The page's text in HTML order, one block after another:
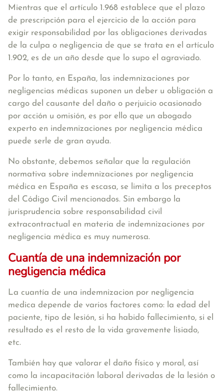
Mientras que el artículo 1.968 establece que el plazo
de prescripción para el ejercicio de la acción para
exigir responsabilidad por las obligaciones derivadas
de la culpa o negligencia de que se trata en el artículo
1.902, es de un año desde que lo supo el agraviado.
Por lo tanto, en España, las indemnizaciones por
negligencias médicas suponen un deber u obligación a
cargo del causante del daño o perjuicio ocasionado
por acción u omisión, es por ello que un abogado
experto en indemnizaciones por negligencia médica
puede serle de gran ayuda.
No obstante, debemos señalar que la regulación
normativa sobre indemnizaciones por negligencia
médica en España es escasa, se limita a los preceptos
del Código Civil mencionados. Sin embargo la
jurisprudencia sobre responsabilidad civil
extracontractual en materia de indemnizaciones por
negligencia médica es muy numerosa.
Cuantía de una indemnización por
negligencia médica
La cuantía de una indemnizacion por negligencia
medica depende de varios factores como: la edad del
paciente, tipo de lesión, si ha habido fallecimiento, si el
resultado es el resto de la vida gravemente lisiado,
etc.
También hay que valorar el daño físico y moral, así
como la incapacitación laboral derivadas de la lesión o
fallecimiento.